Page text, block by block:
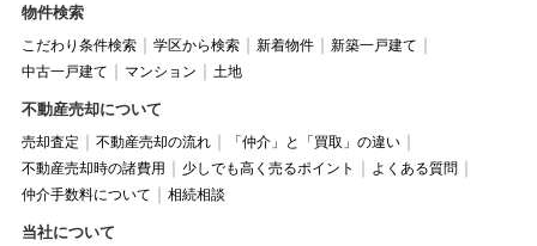
物件検索
こだわり条件検索 学区から検索 新着物件
新築一戸建て
中古一戸建て
マンション 土地
不動産売却について
売却査定 不動産売却の流れ
「仲介」と「買取」の違い
不動産売却時の諸費用
少しでも高く売るポイント
よくある質問
仲介手数料について
相続相談
当社について